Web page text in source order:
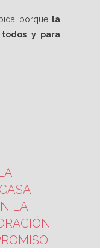
porque la
y para
LA